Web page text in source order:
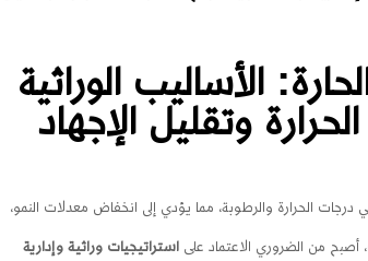
الأساليب الوراثية
وتقليل الإجهاد
درجات الحرارة والرطوبة، مما يؤدي إلى انخفاض معدلات النمو،
أصبح من الضروري الاعتماد على استراتيجيات وراثية وإدارية